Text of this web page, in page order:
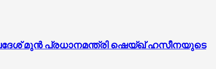
മുൻ പ്രധാനമന്ത്രി ഷെയ്ഖ് ഹസീനയുടെ